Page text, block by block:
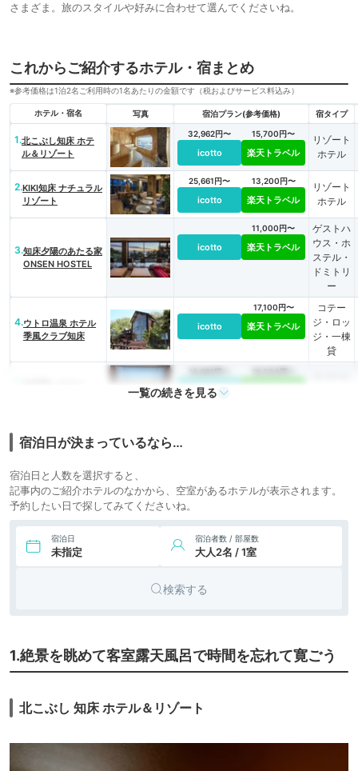
さまざま。旅のスタイルや好みに合わせて選んでくださいね。
これからご紹介するホテル・宿まとめ
※参考価格は1泊2名ご利用時の1名あたりの金額です（税およびサービス料込み）
ホテル・宿名 写真 宿泊プラン(参考価格) 宿タイプ
1.北こぶし知床 ホテ
ル＆リゾート
32,962円〜
icotto
15,700円〜
楽天トラベル
リゾート
ホテル
2.KIKI知床 ナチュラル
リゾート
25,661円〜
icotto
13,200円〜
楽天トラベル
リゾート
ホテル
3.知床夕陽のあたる家
ONSEN HOSTEL
icotto
11,000円〜
楽天トラベル
ゲストハ
ウス・ホ
ステル・
ドミトリ
ー
4.ウトロ温泉 ホテル
季風クラブ知床
icotto
17,100円〜
楽天トラベル
コテー
ジ・ロッ
ジ・一棟
貸
icotto
ホテル知床
7.知床ノーブルホテル icotto 楽天トラベル
ホテル
8. ルートイングランテ
ィア知床－斜里駅前
－
icotto 楽天トラベル
ビジネス
リゾート
10.知床の宿 Kokun
11.知床ヴィラ ホテル
icotto
16,000円〜
楽天トラベル
別荘・ヴ
ィラ・コ
一覧の続きを見る
宿泊日が決まっているなら…
宿泊日と人数を選択すると、
記事内のご紹介ホテルのなかから、空室があるホテルが表示されます。
予約したい日で探してみてくださいね。
宿泊日
未指定
宿泊者数 / 部屋数
大人2名 / 1室
検索する
1.絶景を眺めて客室露天風呂で時間を忘れて寛ごう
北こぶし 知床 ホテル＆リゾート